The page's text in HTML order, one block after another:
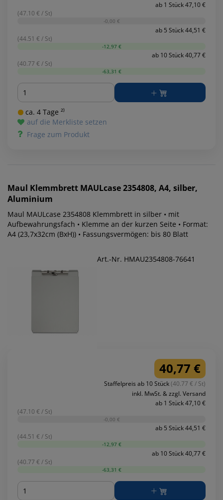
ab 1 Stück 47,10 €
(47.10 € / St)
-0,00 €
ab 5 Stück 44,51 €
(44.51 € / St)
-12,97 €
ab 10 Stück 40,77 €
(40.77 € / St)
-63,31 €
Menge
ca. 4 Tage ²⁾
auf die Merkliste setzen
Frage zum Produkt
Maul Klemmbrett MAULcase 2354808, A4, silber,
Aluminium
Maul MAULcase 2354808 Klemmbrett in silber • mit
Aufbewahrungsfach • Klemme an der kurzen Seite • Format:
A4 (23,7x32cm (BxH)) • Fassungsvermögen: bis 80 Blatt
Art.-Nr. HMAU2354808-76641
40,77 €
Staffelpreis ab 10 Stück(40.77 € / St)
inkl. MwSt. & zzgl. Versand
ab 1 Stück 47,10 €
(47.10 € / St)
-0,00 €
ab 5 Stück 44,51 €
(44.51 € / St)
-12,97 €
ab 10 Stück 40,77 €
(40.77 € / St)
-63,31 €
Menge